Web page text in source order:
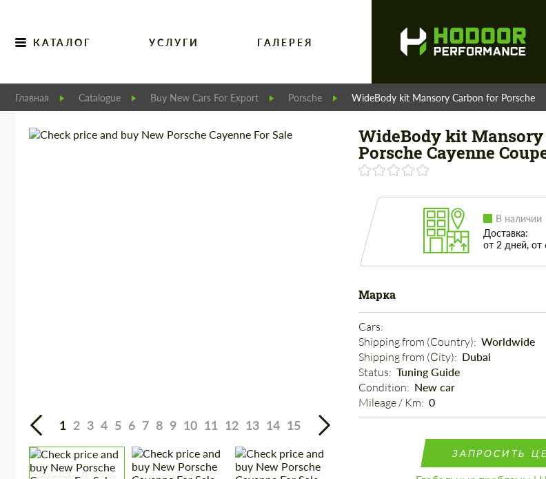
КАТАЛОГ УСЛУГИ ГАЛЕРЕЯ
Главная Catalogue Buy New Cars For Export Porsche WideBody kit Mansory Carbon for Porsche
1 2 3 4 5 6 7 8 9 10 11 12 13 14 15
WideBody kit Mansory
Porsche Cayenne
В наличии
Доставка:
от 2 дней, от
Марка
Cars:
Shipping from (Country): Worldwide
Shipping from (Сity): Dubai
Status: Tuning Guide
Condition: New car
Mileage / Km: 0
ЗАПРОСИТЬ